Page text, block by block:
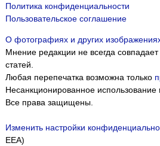
Политика конфиденциальности
Пользовательское соглашение
О фотографиях и других
Мнение редакции не всегда совпадает
статей.
Любая перепечатка возможна только
Несанкционированное
Все права защищены.
Изменить настройки
EEA)